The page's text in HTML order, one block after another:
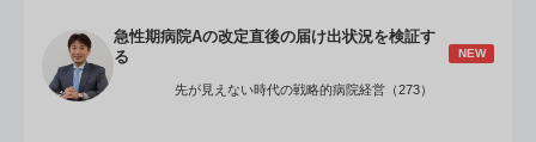
急性期病院Aの改定直後の届け出状況を検証す
る
NEW
先が見えない時代の戦略的病院経営（273）